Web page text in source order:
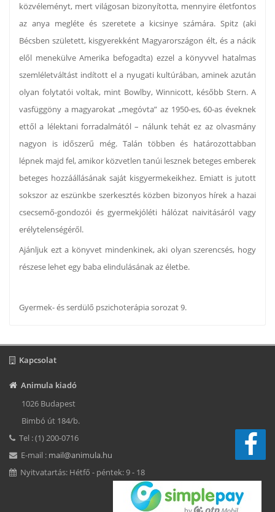
közvéleményt, mert világosan bizonyította, mennyire életfontos
az anya megléte és szeretete a kicsinye számára. Spitz (aki
Bécsben született, kisgyerekként Magyarországon élt, és a nácik
elől menekülve Amerika befogadta) ezzel a könyvvel hatalmas
szemléletváltást indított el a nyugati kultúrában, aminek azután
olyan folytatói voltak, mint Bowlby, Winnicott, később Stern. A
vasfüggöny a magyarokat „megóvta” az 1950-es, 60-as éveknek
ettől a lélektani forradalmától – nálunk tehát ez az olvasmány
nagyon is időszerű még. Talán többen és határozottabban
lépnek majd fel, amikor közvetlen tanúi lesznek beteges emberek
beteges hozzáállásának saját kisgyermekeikhez. Emiatt is jutott
sokszor az eszünkbe szerkesztés közben bizonyos hírek a hazai
csecsemő-gondozói és gyermekjóléti hálózat naivitásáról vagy
erélytelenségéről.
Ajánljuk ezt a könyvet mindenkinek, aki olyan szerencsés, hogy
részese lehet egy baba elindulásának az életbe.
Gyermek- és serdülő pszichoterápia sorozat 9.
Kapcsolat
Animula kiadó
1026 Budapest
Bimbó út 184/b.
Tel : (1) 200-0716
E-mail : mail@animula.hu
Nyitvatartás: Hétfő - péntek: 9 - 18